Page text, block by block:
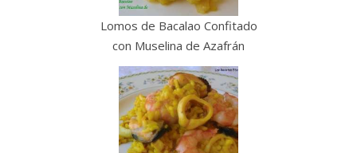
Lomos de Bacalao Confitado
con Muselina de Azafrán